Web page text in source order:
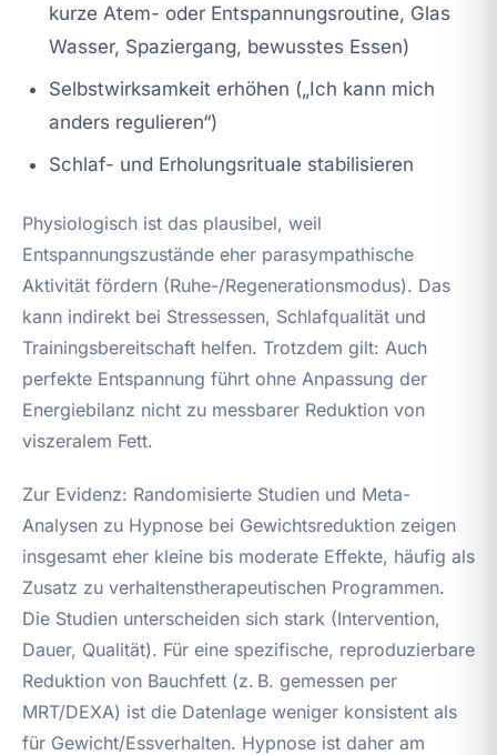
kurze Atem- oder Entspannungsroutine, Glas
Wasser, Spaziergang, bewusstes Essen)
Selbstwirksamkeit erhöhen („Ich kann mich
anders regulieren“)
Schlaf- und Erholungsrituale stabilisieren
Physiologisch ist das plausibel, weil
Entspannungszustände eher parasympathische
Aktivität fördern (Ruhe-/Regenerationsmodus). Das
kann indirekt bei Stressessen, Schlafqualität und
Trainingsbereitschaft helfen. Trotzdem gilt: Auch
perfekte Entspannung führt ohne Anpassung der
Energiebilanz nicht zu messbarer Reduktion von
viszeralem Fett.
Zur Evidenz: Randomisierte Studien und Meta-
Analysen zu Hypnose bei Gewichtsreduktion zeigen
insgesamt eher kleine bis moderate Effekte, häufig als
Zusatz zu verhaltenstherapeutischen Programmen.
Die Studien unterscheiden sich stark (Intervention,
Dauer, Qualität). Für eine spezifische, reproduzierbare
Reduktion von Bauchfett (z. B. gemessen per
MRT/DEXA) ist die Datenlage weniger konsistent als
für Gewicht/Essverhalten. Hypnose ist daher am